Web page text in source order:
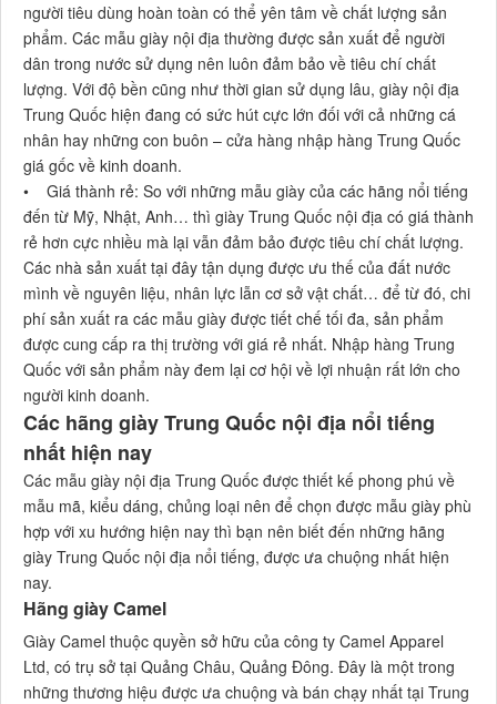
người tiêu dùng hoàn toàn có thể yên tâm về chất lượng sản
phẩm. Các mẫu giày nội địa thường được sản xuất để người
dân trong nước sử dụng nên luôn đảm bảo về tiêu chí chất
lượng. Với độ bền cũng như thời gian sử dụng lâu, giày nội địa
Trung Quốc hiện đang có sức hút cực lớn đối với cả những cá
nhân hay những con buôn – cửa hàng nhập hàng Trung Quốc
giá gốc về kinh doanh.
• Giá thành rẻ: So với những mẫu giày của các hãng nổi tiếng
đến từ Mỹ, Nhật, Anh… thì giày Trung Quốc nội địa có giá thành
rẻ hơn cực nhiều mà lại vẫn đảm bảo được tiêu chí chất lượng.
Các nhà sản xuất tại đây tận dụng được ưu thế của đất nước
mình về nguyên liệu, nhân lực lẫn cơ sở vật chất… để từ đó, chi
phí sản xuất ra các mẫu giày được tiết chế tối đa, sản phẩm
được cung cấp ra thị trường với giá rẻ nhất. Nhập hàng Trung
Quốc với sản phẩm này đem lại cơ hội về lợi nhuận rất lớn cho
người kinh doanh.
Các hãng giày Trung Quốc nội địa nổi tiếng
nhất hiện nay
Các mẫu giày nội địa Trung Quốc được thiết kế phong phú về
mẫu mã, kiểu dáng, chủng loại nên để chọn được mẫu giày phù
hợp với xu hướng hiện nay thì bạn nên biết đến những hãng
giày Trung Quốc nội địa nổi tiếng, được ưa chuộng nhất hiện
nay.
Hãng giày Camel
Giày Camel thuộc quyền sở hữu của công ty Camel Apparel
Ltd, có trụ sở tại Quảng Châu, Quảng Đông. Đây là một trong
những thương hiệu được ưa chuộng và bán chạy nhất tại Trung